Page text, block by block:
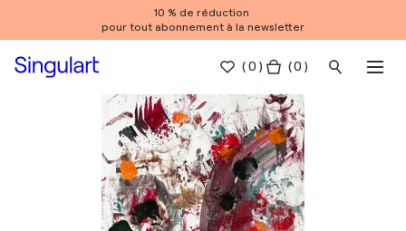
10 % de réduction
pour tout abonnement à la newsletter
(0 ) ( 0 )